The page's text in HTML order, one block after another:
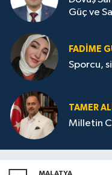
Güç ve
FADIME
Sporcu,
TAMER
Milletin
MALATYA